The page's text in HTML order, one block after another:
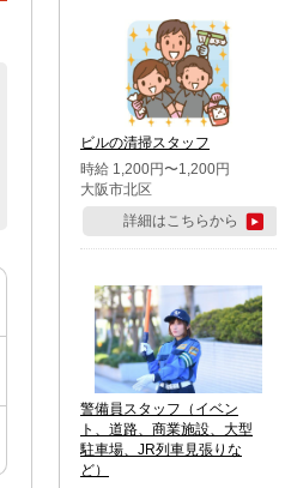
市・鶴ケ島市・千葉市中央
区・市川市・松戸市・習志野
市・柏市・流山市・八千代
市・足立区・江戸川区・八王
子市・町田市
ビルの清掃スタッフ
時給 1,200円〜1,200円
大阪市北区
詳細はこちらから
警備員スタッフ（イベン
ト、道路、商業施設、大型
駐車場、JR列車見張りな
ど）